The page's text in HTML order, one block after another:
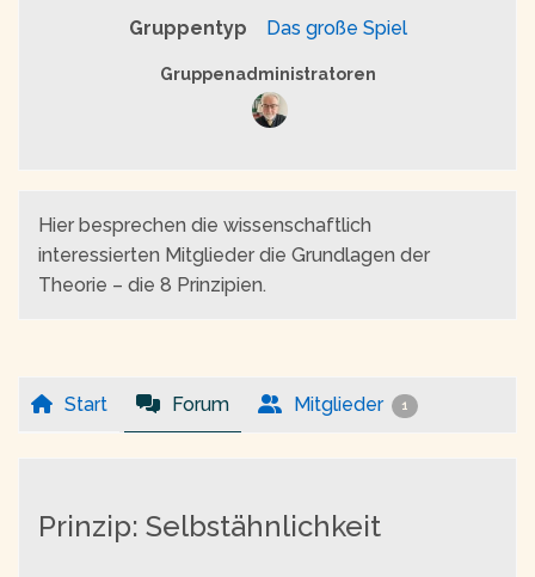
Gruppentyp
Das große Spiel
Gruppenführung
Gruppenadministratoren
Hier besprechen die wissenschaftlich
interessierten Mitglieder die Grundlagen der
Theorie – die 8 Prinzipien.
Start Forum Mitglieder 1
Prinzip: Selbstähnlichkeit